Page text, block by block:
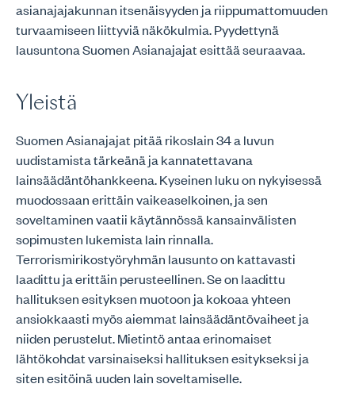
asianajajakunnan itsenäisyyden ja riippumattomuuden
turvaamiseen liittyviä näkökulmia. Pyydettynä
lausuntona Suomen Asianajajat esittää seuraavaa.
Yleistä
Suomen Asianajajat pitää rikoslain 34 a luvun
uudistamista tärkeänä ja kannatettavana
lainsäädäntöhankkeena. Kyseinen luku on nykyisessä
muodossaan erittäin vaikeaselkoinen, ja sen
soveltaminen vaatii käytännössä kansainvälisten
sopimusten lukemista lain rinnalla.
Terrorismirikostyöryhmän lausunto on kattavasti
laadittu ja erittäin perusteellinen. Se on laadittu
hallituksen esityksen muotoon ja kokoaa yhteen
ansiokkaasti myös aiemmat lainsäädäntövaiheet ja
niiden perustelut. Mietintö antaa erinomaiset
lähtökohdat varsinaiseksi hallituksen esitykseksi ja
siten esitöinä uuden lain soveltamiselle.